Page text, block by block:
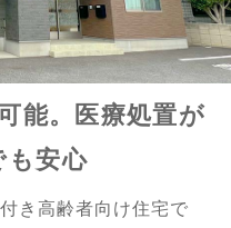
能。医療処置が
も安心
き高齢者向け住宅で